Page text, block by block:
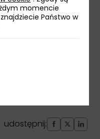
zarówno
z energetyką
biznesowe oraz
zagranicznych
udostępnij:
momencie
Państwo w